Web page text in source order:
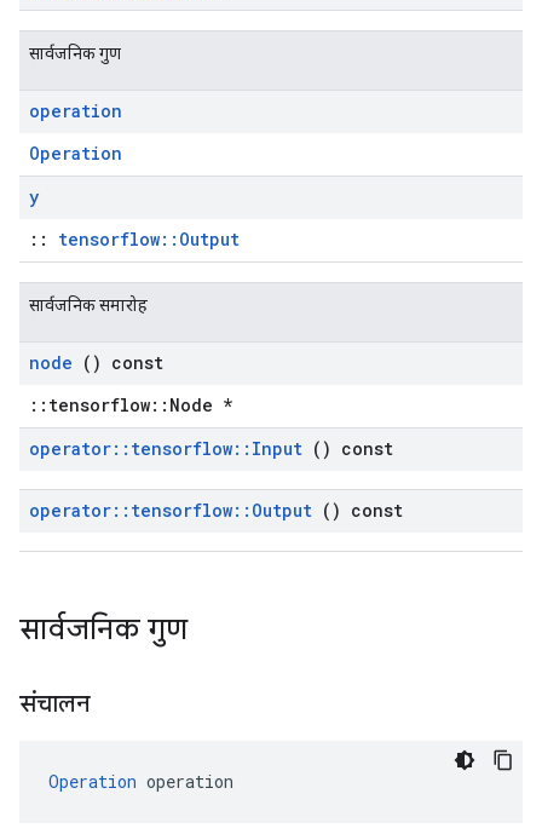
सार्वजनिक गुण
operation
Operation
y
:: tensorflow::Output
सार्वजनिक समारोह
node () const
::tensorflow::Node *
operator:: tensorflow:: Input () const
operator:: tensorflow:: Output () const
सार्वजनिक गुण
संचालन
Operation operation